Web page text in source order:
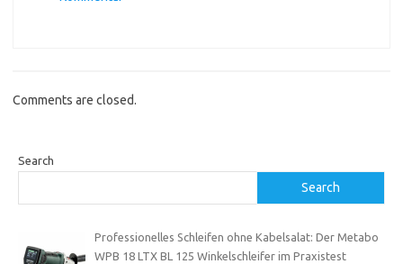
Comments are closed.
Search
Search
Professionelles Schleifen ohne Kabelsalat: Der Metabo
WPB 18 LTX BL 125 Winkelschleifer im Praxistest